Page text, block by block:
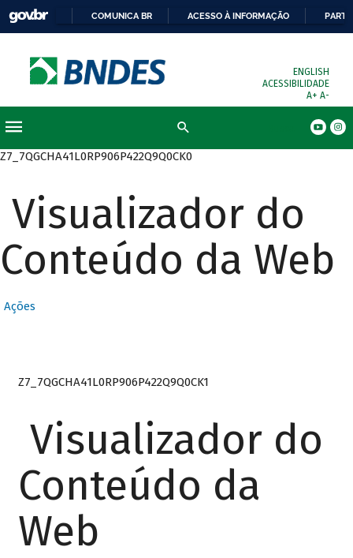
COMUNICA BR ACESSO À INFORMAÇÃO
ENGLISH
ACESSIBILIDADE
A+ A-
Z7_7QGCHA41L0RP906P422Q9Q0CK0
Visualizador do
Conteúdo da Web
Ações
Z7_7QGCHA41L0RP906P422Q9Q0CK1
Visualizador do
Conteúdo da
Web